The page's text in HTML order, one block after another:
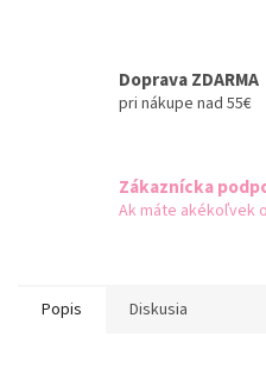
Doprava ZDARMA
pri nákupe nad 55€
Zákaznícka
Ak máte akékoľvek
Popis Diskusia